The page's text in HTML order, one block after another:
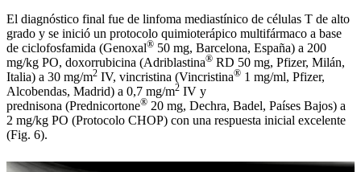
El diagnóstico final fue de linfoma mediastínico de células T de alto
grado y se inició un protocolo quimioterápico multifármaco a base
de ciclofosfamida (Genoxal® 50 mg, Barcelona, España) a 200
mg/kg PO, doxorrubicina (Adriblastina® RD 50 mg, Pfizer, Milán,
Italia) a 30 mg/m2 IV, vincristina (Vincristina® 1 mg/ml, Pfizer,
Alcobendas, Madrid) a 0,7 mg/m2 IV y
prednisona (Prednicortone® 20 mg, Dechra, Badel, Países Bajos) a
2 mg/kg PO (Protocolo CHOP) con una respuesta inicial excelente
(Fig. 6).